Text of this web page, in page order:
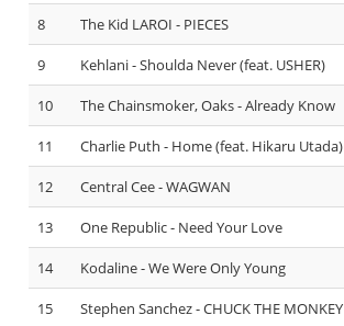
8 The Kid LAROI - PIECES
9 Kehlani - Shoulda Never (feat. USHER)
10 The Chainsmoker, Oaks - Already Know
11 Charlie Puth - Home (feat. Hikaru Utada)
12 Central Cee - WAGWAN
13 One Republic - Need Your Love
14 Kodaline - We Were Only Young
15 Stephen Sanchez - CHUCK THE MONKEY